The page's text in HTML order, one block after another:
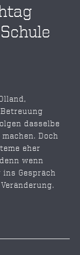
dasselbe
Doch
eher
wenn
Gespräch